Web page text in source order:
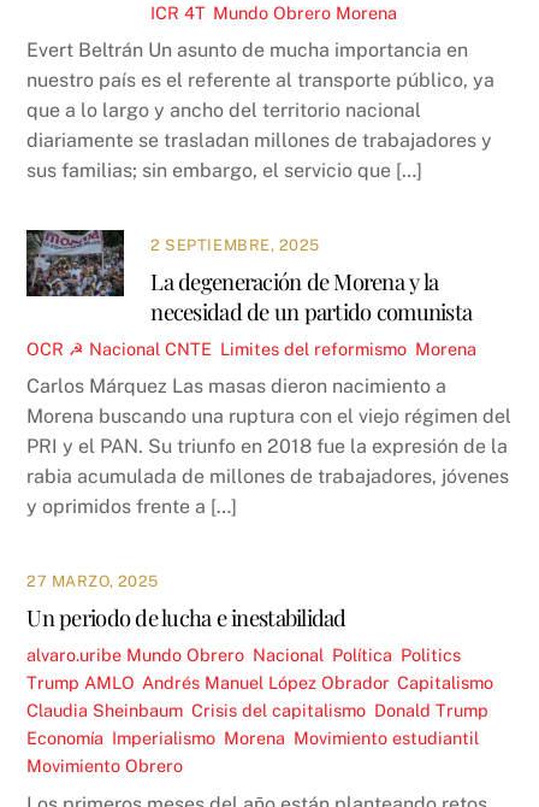
ICR 4T, Mundo Obrero Morena
Evert Beltrán Un asunto de mucha importancia en
nuestro país es el referente al transporte público, ya
que a lo largo y ancho del territorio nacional
diariamente se trasladan millones de trabajadores y
sus familias; sin embargo, el servicio que […]
2 SEPTIEMBRE, 2025
La degeneración de Morena y la
necesidad de un partido comunista
OCR ☭ Nacional CNTE Limites del reformismo Morena
Carlos Márquez Las masas dieron nacimiento a
Morena buscando una ruptura con el viejo régimen del
PRI y el PAN. Su triunfo en 2018 fue la expresión de la
rabia acumulada de millones de trabajadores, jóvenes
y oprimidos frente a […]
27 MARZO, 2025
Un periodo de lucha e inestabilidad
alvaro.uribe Mundo Obrero Nacional Política Politics
Trump AMLO ,Andrés Manuel López Obrador,Capitalismo
Claudia Sheinbaum ,Crisis del capitalismo Donald Trump
Economía Imperialismo Morena Movimiento estudiantil
Movimiento Obrero